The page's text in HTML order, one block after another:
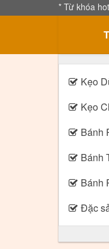
* Từ khóa
Kẹo
Kẹo
Bánh
Bánh
Bánh
Đặc